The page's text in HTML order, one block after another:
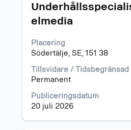
elmedia
Placering
Södertälje, SE, 151 38
Tillsvidare / Tidsbegränsad
Permanent
Publiceringsdatum
20 juli 2026
blankstegstangenten
för
visa
allt
jobbeskrivningen.